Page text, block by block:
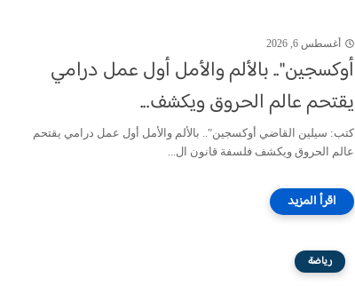
أغسطس 6, 2026
أوكسجين".. بالألم والأمل أول عمل درامي
يقتحم عالم الحروق ويكشف...
كتب: سيلين القاضي أوكسجين".. بالألم والأمل أول عمل درامي يقتحم
عالم الحروق ويكشف فلسفة قانون ال...
رياضة